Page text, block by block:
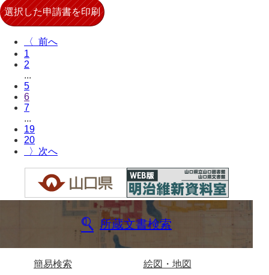
〈
1
2
...
5
6
7
...
19
20
〉
所蔵文書検索
簡易検索
絵図・地図